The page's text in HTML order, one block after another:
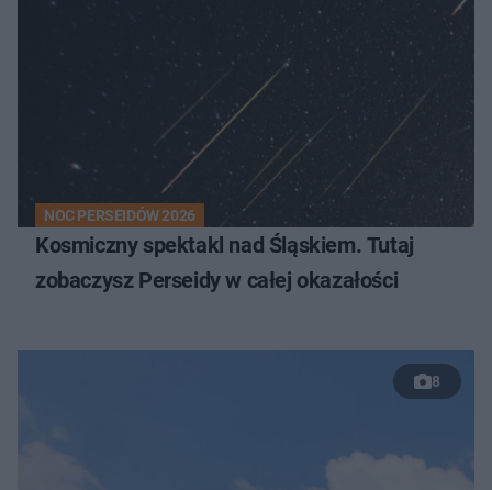
NOC PERSEIDÓW 2026
Kosmiczny spektakl nad Śląskiem. Tutaj
zobaczysz Perseidy w całej okazałości
8